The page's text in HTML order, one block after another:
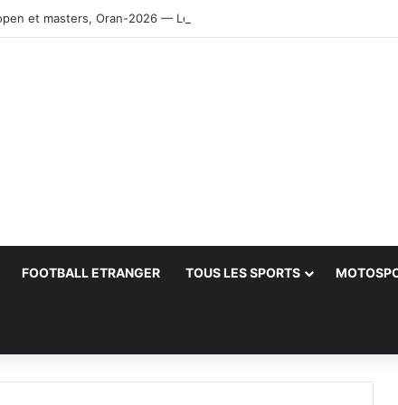
et masters, Oran-2026 — Le CRB s’adjuge le titre
FOOTBALL ETRANGER TOUS LES SPORTS